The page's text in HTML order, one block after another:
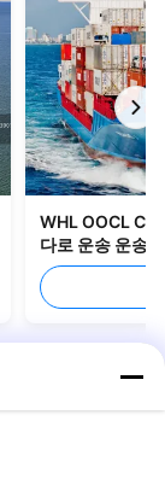
WHL OOCL
다로 운송 운송